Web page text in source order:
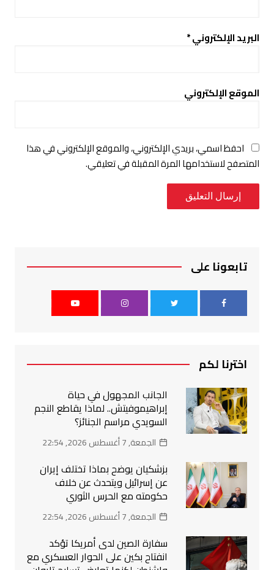
البريد الإلكتروني*
الموقع الإلكتروني
احفظ اسمي، بريدي الإلكتروني، والموقع الإلكتروني في هذا
المتصفح لاستخدامها المرة المقبلة في تعليقي.
تابعونا على
اخترنا لكم
الجانب المجهول في حياة
إبراهيموفيتش.. لماذا يقاطع النجم
السويدي مراسم الجنائز؟
الجمعة, 7 أغسطس 2026, 22:54
بزشكيان يوضح بماذا تختلف إيران
عن إسرائيل ويتحدث عن خلاف
حكومته مع الحرس الثوري
الجمعة, 7 أغسطس 2026, 22:54
سفارة الصين لدى أمريكا تؤكد
انفتاح بكين على الحوار العسكري مع